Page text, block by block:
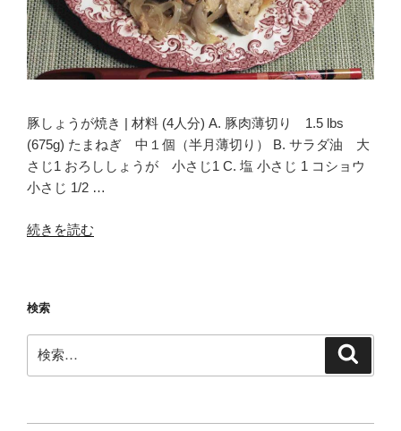
豚しょうが焼き | 材料 (4人分) A. 豚肉薄切り 1.5 lbs
(675g) たまねぎ 中１個（半月薄切り） B. サラダ油 大
さじ1 おろししょうが 小さじ1 C. 塩 小さじ 1 コショウ
小さじ 1/2 …
“豚
が
焼
き
|
Shoga
続きを読む
検索
索: